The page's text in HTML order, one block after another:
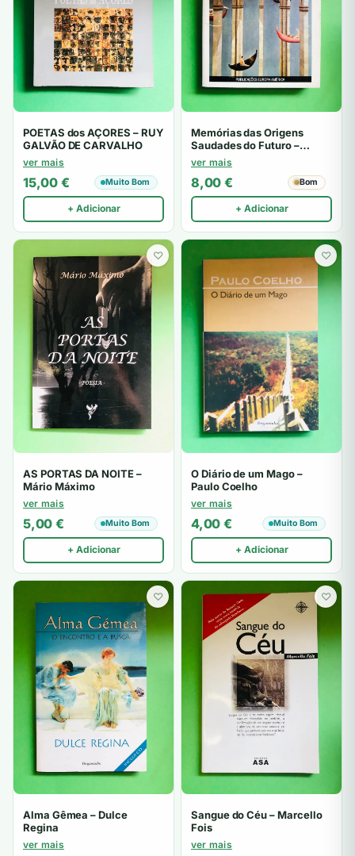
POETAS dos AÇORES – RUY
GALVÃO DE CARVALHO
ver mais
15,00 € Muito Bom
+ Adicionar
Memórias das Origens
Saudades do Futuro –
António Quadros
ver mais
8,00 € Bom
+ Adicionar
♡
AS PORTAS DA NOITE –
Mário Máximo
ver mais
5,00 € Muito Bom
+ Adicionar
♡
O Diário de um Mago –
Paulo Coelho
ver mais
4,00 € Muito Bom
+ Adicionar
♡
Alma Gêmea – Dulce
Regina
ver mais
♡
Sangue do Céu – Marcello
Fois
ver mais